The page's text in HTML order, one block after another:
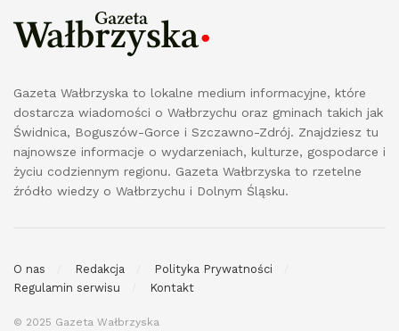
Gazeta Wałbrzyska to lokalne medium informacyjne, które
dostarcza wiadomości o Wałbrzychu oraz gminach takich jak
Świdnica, Boguszów-Gorce i Szczawno-Zdrój. Znajdziesz tu
najnowsze informacje o wydarzeniach, kulturze, gospodarce i
życiu codziennym regionu. Gazeta Wałbrzyska to rzetelne
źródło wiedzy o Wałbrzychu i Dolnym Śląsku.
O nas Redakcja
Polityka Prywatności
Regulamin serwisu
Kontakt
© 2025 Gazeta Wałbrzyska